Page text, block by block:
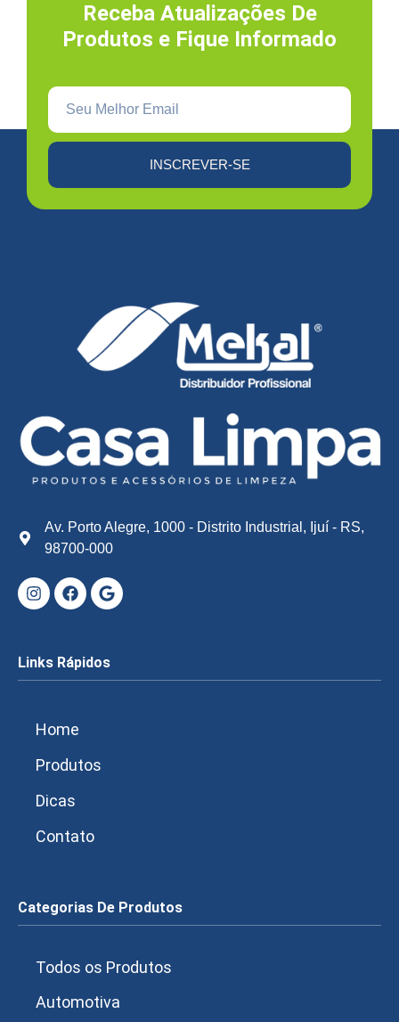
Receba Atualizações De
Produtos e Fique Informado
INSCREVER-SE
Av. Porto Alegre, 1000 - Distrito Industrial, Ijuí - RS,
98700-000
Links Rápidos
Home
Produtos
Dicas
Contato
Categorias De Produtos
Todos os Produtos
Automotiva